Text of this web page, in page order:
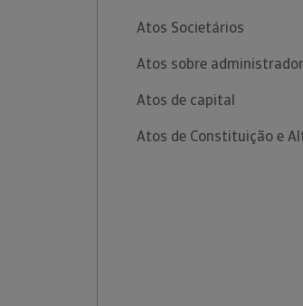
Atos Societários
Atos sobre
Atos de capital
Atos de Constituição e